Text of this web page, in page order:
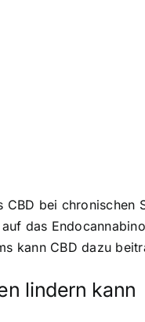
CBD bei
das
kann CBD dazu
lindern kann